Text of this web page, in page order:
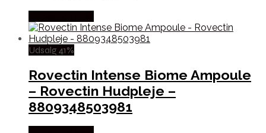
Udsalg 41%
Rovectin Intense Biome Ampoule
– Rovectin Hudpleje –
8809348503981